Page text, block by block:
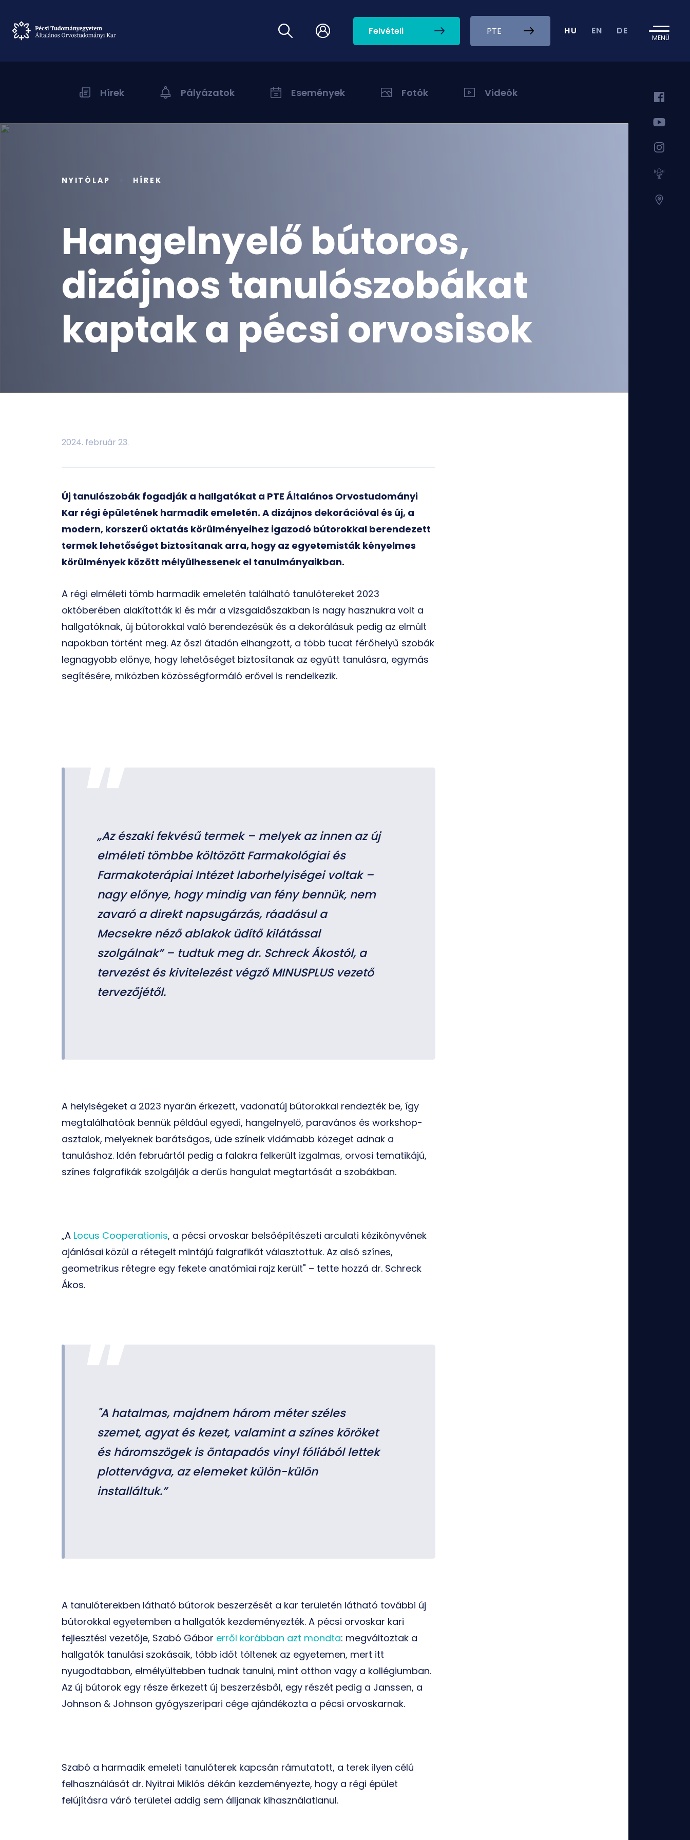
Felvételi PTE HU EN DE
MENÜ
Hírek Pályázatok Események Fotók Videók
NYITÓLAP HÍREK
Hangelnyelő bútoros,
dizájnos tanulószobákat
kaptak a pécsi orvosisok
2024. február 23.
Új tanulószobák fogadják a hallgatókat a PTE Általános Orvostudományi
Kar régi épületének harmadik emeletén. A dizájnos dekorációval és új, a
modern, korszerű oktatás körülményeihez igazodó bútorokkal berendezett
termek lehetőséget biztosítanak arra, hogy az egyetemisták kényelmes
körülmények között mélyülhessenek el tanulmányaikban.
A régi elméleti tömb harmadik emeletén található tanulótereket 2023
októberében alakították ki és már a vizsgaidőszakban is nagy hasznukra volt a
hallgatóknak, új bútorokkal való berendezésük és a dekorálásuk pedig az elmúlt
napokban történt meg. Az őszi átadón elhangzott, a több tucat férőhelyű szobák
legnagyobb előnye, hogy lehetőséget biztosítanak az együtt tanulásra, egymás
segítésére, miközben közösségformáló erővel is rendelkezik.
„Az északi fekvésű termek – melyek az innen az új
elméleti tömbbe költözött Farmakológiai és
Farmakoterápiai Intézet laborhelyiségei voltak –
nagy előnye, hogy mindig van fény bennük, nem
zavaró a direkt napsugárzás, ráadásul a
Mecsekre néző ablakok üdítő kilátással
szolgálnak” – tudtuk meg dr. Schreck Ákostól, a
tervezést és kivitelezést végző MINUSPLUS vezető
tervezőjétől.
A helyiségeket a 2023 nyarán érkezett, vadonatúj bútorokkal rendezték be, így
megtalálhatóak bennük például egyedi, hangelnyelő, paravános és workshop-
asztalok, melyeknek barátságos, üde színeik vidámabb közeget adnak a
tanuláshoz. Idén februártól pedig a falakra felkerült izgalmas, orvosi tematikájú,
színes falgrafikák szolgálják a derűs hangulat megtartását a szobákban.
„A Locus Cooperationis, a pécsi orvoskar belsőépítészeti arculati kézikönyvének
ajánlásai közül a rétegelt mintájú falgrafikát választottuk. Az alsó színes,
geometrikus rétegre egy fekete anatómiai rajz került" – tette hozzá dr. Schreck
Ákos.
"A hatalmas, majdnem három méter széles
szemet, agyat és kezet, valamint a színes köröket
és háromszögek is öntapadós vinyl fóliából lettek
plottervágva, az elemeket külön-külön
installáltuk.”
A tanulóterekben látható bútorok beszerzését a kar területén látható további új
bútorokkal egyetemben a hallgatók kezdeményezték. A pécsi orvoskar kari
fejlesztési vezetője, Szabó Gábor erről korábban azt mondta: megváltoztak a
hallgatók tanulási szokásaik, több időt töltenek az egyetemen, mert itt
nyugodtabban, elmélyültebben tudnak tanulni, mint otthon vagy a kollégiumban.
Az új bútorok egy része érkezett új beszerzésből, egy részét pedig a Janssen, a
Johnson & Johnson gyógyszeripari cége ajándékozta a pécsi orvoskarnak.
Szabó a harmadik emeleti tanulóterek kapcsán rámutatott, a terek ilyen célú
felhasználását dr. Nyitrai Miklós dékán kezdeményezte, hogy a régi épület
felújításra váró területei addig sem álljanak kihasználatlanul.